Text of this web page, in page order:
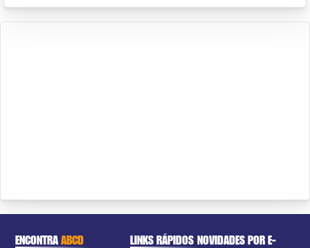
ENCONTRAABCD LINKS RÁPIDOS NOVIDADES POR E-